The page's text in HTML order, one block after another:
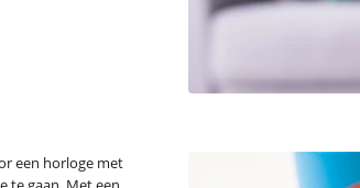
een horloge met